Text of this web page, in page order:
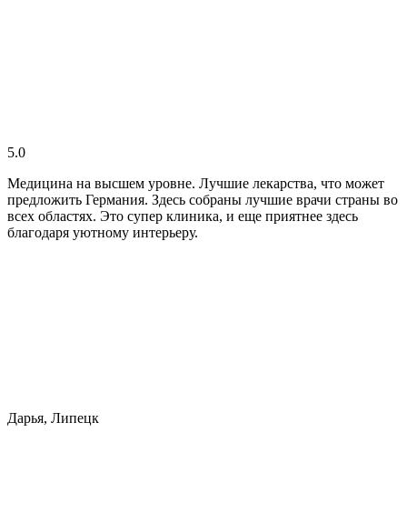
5.0
Медицина на высшем уровне. Лучшие лекарства, что может
предложить Германия. Здесь собраны лучшие врачи страны во
всех областях. Это супер клиника, и еще приятнее здесь
благодаря уютному интерьеру.
Дарья, Липецк